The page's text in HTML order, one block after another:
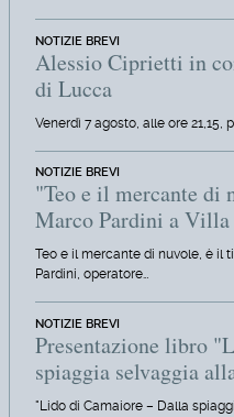
NOTIZIE BREVI
Alessio Ciprietti in
di Lucca
Venerdì 7 agosto, alle ore 21,15,
NOTIZIE BREVI
"Teo e il mercante
Marco Pardini a Villa
Teo e il mercante di nuvole, è il
Pardini, operatore…
NOTIZIE BREVI
Presentazione libro
spiaggia selvaggia
"Lido di Camaiore – Dalla